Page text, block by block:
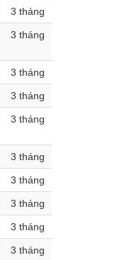
3 tháng
3 tháng
3 tháng
3 tháng
3 tháng
3 tháng
3 tháng
3 tháng
3 tháng
3 tháng